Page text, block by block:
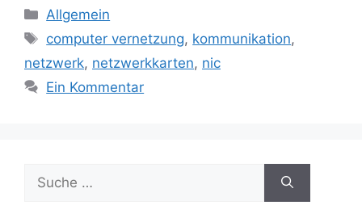
Kategorien
Allgemein
Schlagwörter
computer vernetzung, kommunikation,
netzwerk, netzwerkkarten, nic
Ein Kommentar
nach: